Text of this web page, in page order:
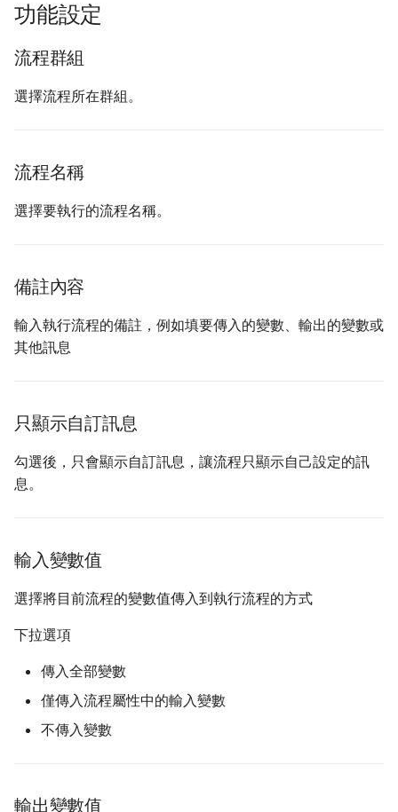
功能設定
流程群組
選擇流程所在群組。
流程名稱
選擇要執行的流程名稱。
備註內容
輸入執行流程的備註，例如填要傳入的變數、輸出的變數或
其他訊息
只顯示自訂訊息
勾選後，只會顯示自訂訊息，讓流程只顯示自己設定的訊
息。
輸入變數值
選擇將目前流程的變數值傳入到執行流程的方式
下拉選項
傳入全部變數
僅傳入流程屬性中的輸入變數
不傳入變數
輸出變數值